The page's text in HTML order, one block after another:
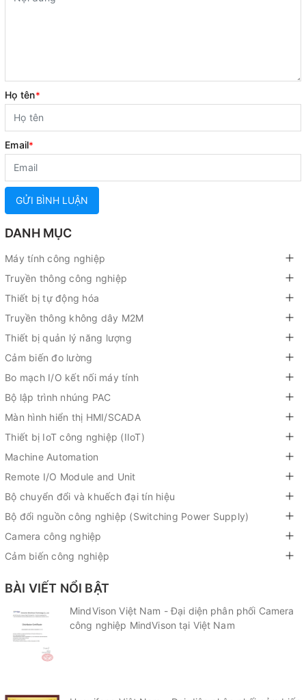
Họ tên*
Email*
GỬI BÌNH LUẬN
DANH MỤC
Máy tính công nghiệp
Truyền thông công nghiệp
Thiết bị tự động hóa
Truyền thông không dây M2M
Thiết bị quản lý năng lượng
Cảm biến đo lường
Bo mạch I/O kết nối máy tính
Bộ lập trình nhúng PAC
Màn hình hiển thị HMI/SCADA
Thiết bị IoT công nghiệp (IIoT)
Machine Automation
Remote I/O Module and Unit
Bộ chuyển đổi và khuếch đại tín hiệu
Bộ đổi nguồn công nghiệp (Switching Power Supply)
Camera công nghiệp
Cảm biến công nghiệp
BÀI VIẾT NỔI BẬT
MindVison Việt Nam - Đại diện phân phối Camera
công nghiệp MindVison tại Việt Nam